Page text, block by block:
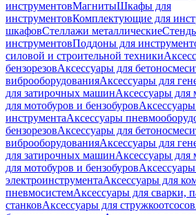
инструментовМагнитыШкафы для
инструментовКомплектующие для
шкафовСтеллажи металлические
инструментовПоддоны для
силовой и строительной техники
бензорезовАксессуары для
виброоборудованияАксессуары для
для затирочных машинАксессуары для
для мотобуров и бензобуров
инструментаАксессуары
бензорезовАксессуары для
виброоборудованияАксессуары для
для затирочных машинАксессуары для
для мотобуров и бензобуров
электроинструментаАксессуары для
пневмосистемАксессуары для сварки,
станковАксессуары для стружкоотсосов